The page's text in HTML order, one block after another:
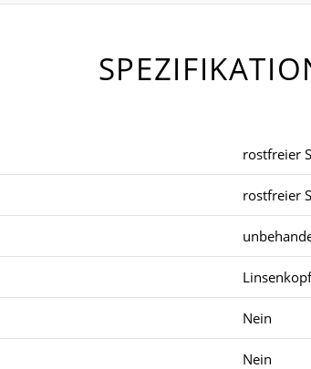
rostfreier
rostfreier
Linsenkopf
Nein
Nein